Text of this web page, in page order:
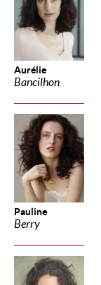
Aurélie
Bancilhon
Pauline
Berry